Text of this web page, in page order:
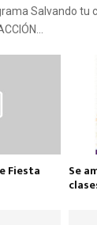
Salvando tu
Fiesta Se